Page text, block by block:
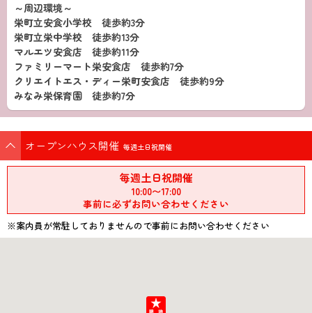
～周辺環境～
栄町立安食小学校 徒歩約3分
栄町立栄中学校 徒歩約13分
マルエツ安食店 徒歩約11分
ファミリーマート栄安食店 徒歩約7分
クリエイトエス・ディー栄町安食店 徒歩約9分
みなみ栄保育園 徒歩約7分
オープンハウス開催 毎週土日祝開催
毎週土日祝開催
10:00〜17:00
事前に必ずお問い合わせください
※案内員が常駐しておりませんので事前にお問い合わせください